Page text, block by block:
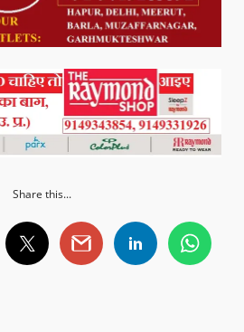
Share this...